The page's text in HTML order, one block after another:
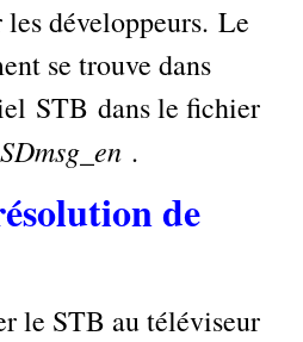
développeurs. Le
se trouve dans
STB dans le fichier
.
de
le STB au téléviseur